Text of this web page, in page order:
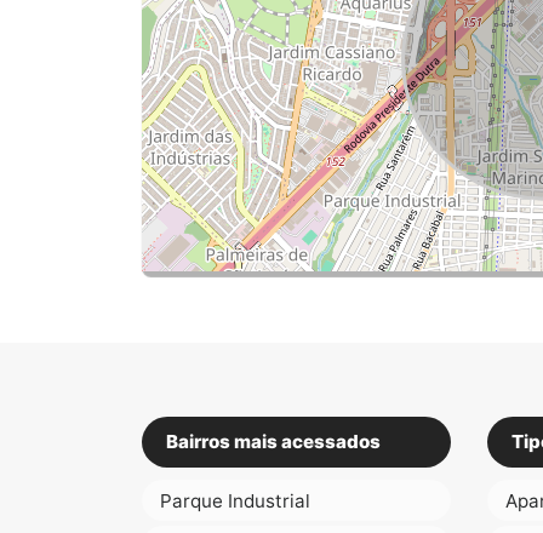
Bairros mais acessados
Parque Industrial